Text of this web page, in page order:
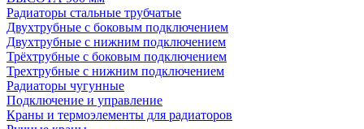
Радиаторы стальные трубчатые
Двухтрубные с боковым подключением
Двухтрубные с нижним подключением
Трёхтрубные с боковым подключением
Трехтрубные с нижним подключением
Радиаторы чугунные
Подключение и управление
Краны и термоэлементы для радиаторов